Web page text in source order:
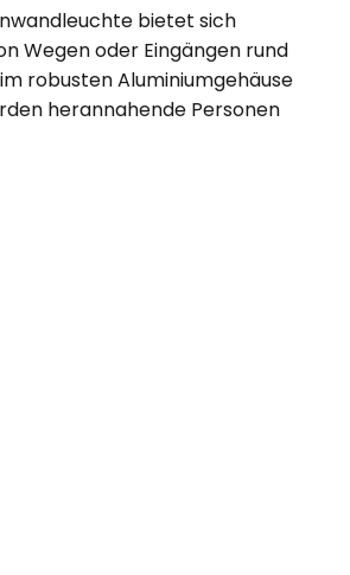
bietet sich
Wegen oder Eingängen rund
robusten Aluminiumgehäuse
herannahende Personen